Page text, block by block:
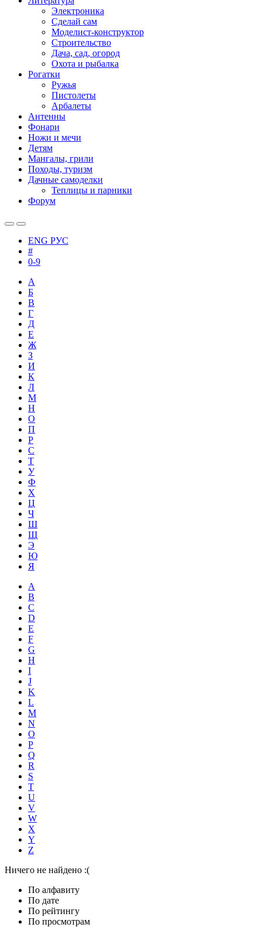
Электроника
Сделай сам
Моделист-конструктор
Строительство
Дача, сад, огород
Охота и рыбалка
Рогатки
Ружья
Пистолеты
Арбалеты
Антенны
Фонари
Ножи и мечи
Детям
Мангалы, грили
Походы, туризм
Дачные самоделки
Теплицы и парники
Форум
ENG РУС
#
0-9
А
Б
В
Г
Д
Е
Ж
З
И
К
Л
М
Н
О
П
Р
С
Т
У
Ф
Х
Ц
Ч
Ш
Щ
Э
Ю
Я
A
B
C
D
E
F
G
H
I
J
K
L
M
N
O
P
Q
R
S
T
U
V
W
X
Y
Z
Ничего не найдено :(
По алфавиту
По дате
По рейтингу
По просмотрам